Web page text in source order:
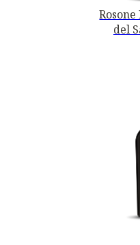
del